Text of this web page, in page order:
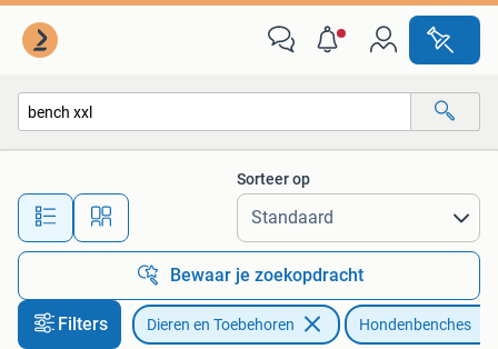
Alle afstanden…
Sorteer op
Bewaar je zoekopdracht
Filters Dieren en Toebehoren Hondenbenches